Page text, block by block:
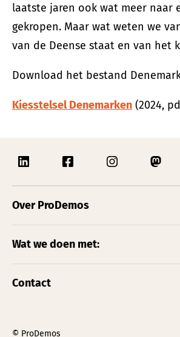
laatste jaren ook wat meer naar
gekropen. Maar wat weten we
van de Deense staat en van het
Download het bestand
Kiesstelsel Denemarken (2024,
Over ProDemos
Wat we doen met:
Contact
© ProDemos